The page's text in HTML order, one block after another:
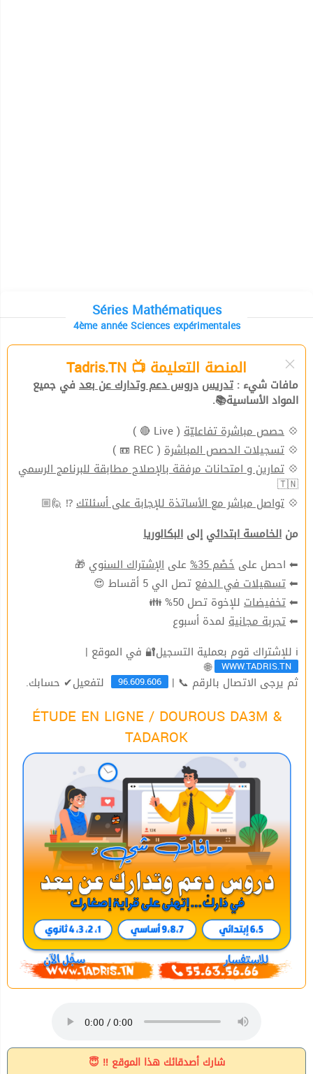
Séries Mathématiques
4ème année Sciences expérimentales
المنصة التعليمة 📺 Tadris.TN
مافات شيء : تدريس دروس دعم وتدارك عن بعد في جميع
المواد الأساسية📚.
💠 حصص مباشرة تفاعليّة ( Live 🔴 )
💠 تسجيلات الحصص المباشرة ( REC 📼 )
💠 تمارين و امتحانات مرفقة بالإصلاح مطابقة للبرنامج الرسمي
🇹🇳
💠 تواصل مباشر مع الأساتذة للإجابة على أسئلتك⁉ 🙋🏼
من الخامسة ابتدائي إلى البكالوريا
⬅ احصل على خَصْم 35% على الإشتراك السنوي 🎁
⬅تسهيلات في الدفع تصل الي 5 أقساط 😍
⬅تخفيضات للإخوة تصل 50% 👪
⬅تجربة مجانية لمدة أسبوع
ℹ للإشتراك قوم بعملية التسجيل🔐 في الموقع |
WWW.TADRIS.TN
🌐
ثم يرجى الاتصال بالرقم 📞 | 96.609.606 لتفعيل✔ حسابك.
ÉTUDE EN LIGNE / DOUROUS DA3M &
TADAROK
شارك أصدقائك هذا الموقع ‼ 😇